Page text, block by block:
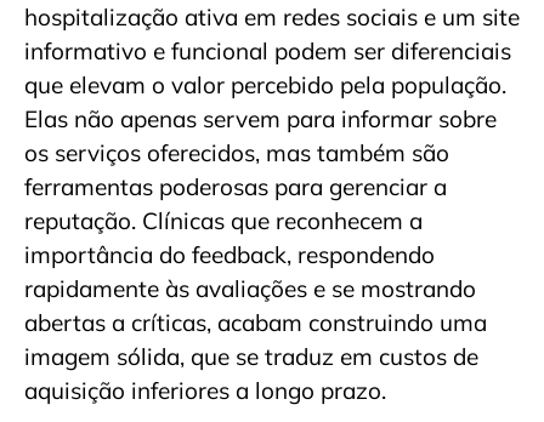
hospitalização ativa em redes sociais e um site
informativo e funcional podem ser diferenciais
que elevam o valor percebido pela população.
Elas não apenas servem para informar sobre
os serviços oferecidos, mas também são
ferramentas poderosas para gerenciar a
reputação. Clínicas que reconhecem a
importância do feedback, respondendo
rapidamente às avaliações e se mostrando
abertas a críticas, acabam construindo uma
imagem sólida, que se traduz em custos de
aquisição inferiores a longo prazo.